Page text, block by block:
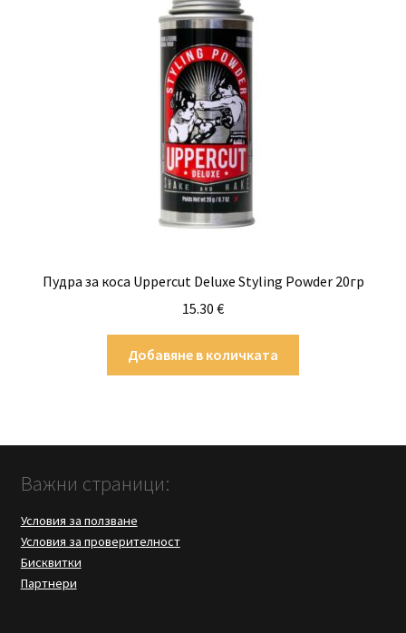
Пудра за коса Uppercut Deluxe Styling Powder 20гр
15.30 €
Добавяне в количката
Важни страници:
Условия за ползване
Условия за проверителност
Бисквитки
Партнери